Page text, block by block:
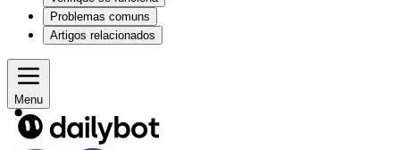
Problemas comuns
Artigos relacionados
Menu